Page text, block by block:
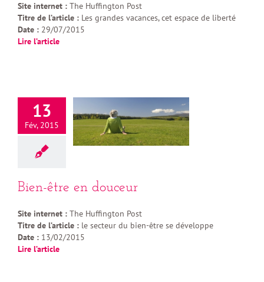
Site internet : The Huffington Post
Titre de l’article : Les grandes vacances, cet espace de liberté
Date : 29/07/2015
Lire l’article
13
Fév, 2015
Bien-être en douceur
Site internet : The Huffington Post
Titre de l’article : le secteur du bien-être se développe
Date : 13/02/2015
Lire l’article